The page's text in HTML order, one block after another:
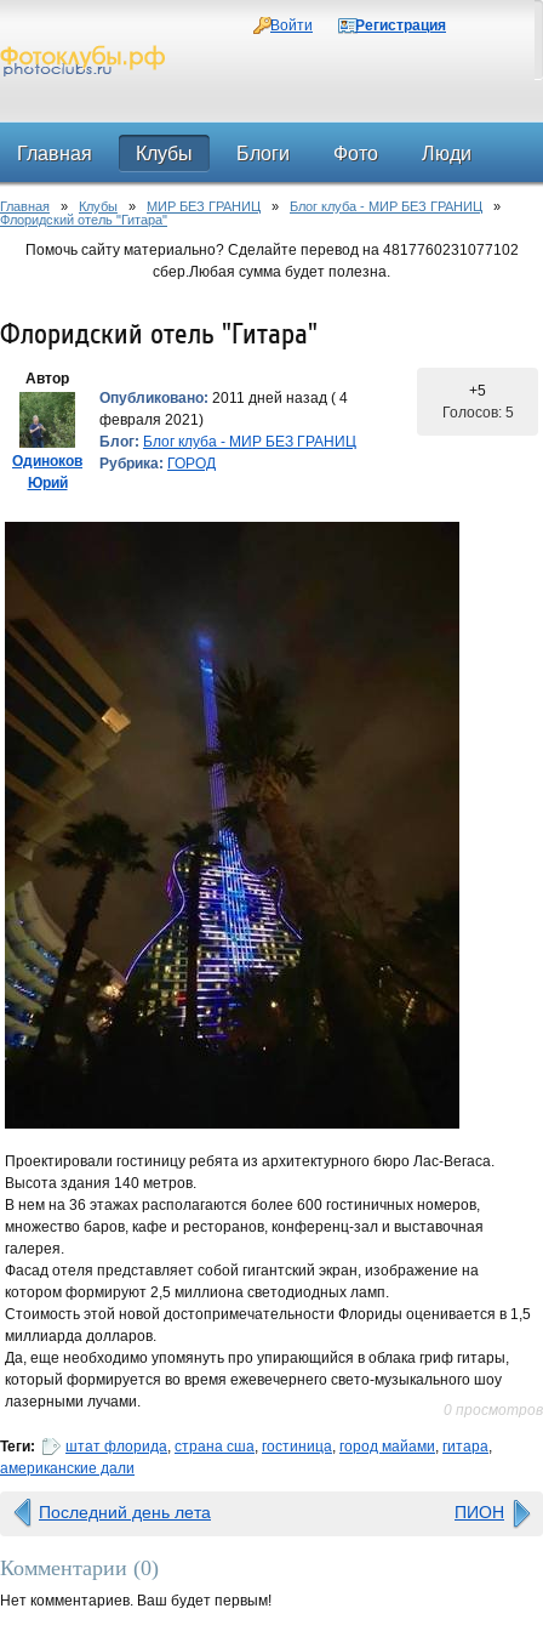
Войти Регистрация
Главная Клубы Блоги Фото Люди
Форум
Главная » Клубы » МИР БЕЗ ГРАНИЦ » Блог клуба - МИР БЕЗ ГРАНИЦ »
Флоридский отель "Гитара"
Помочь сайту материально? Сделайте перевод на 4817760231077102
сбер.Любая сумма будет полезна.
Флоридский отель "Гитара"
Автор
Одиноков
Юрий
Опубликовано: 2011 дней назад ( 4
февраля 2021)
Блог: Блог клуба - МИР БЕЗ ГРАНИЦ
Рубрика: ГОРОД
+5
Голосов: 5
Проектировали гостиницу ребята из архитектурного бюро Лас-Вегаса.
Высота здания 140 метров.
В нем на 36 этажах располагаются более 600 гостиничных номеров,
множество баров, кафе и ресторанов, конференц-зал и выставочная
галерея.
Фасад отеля представляет собой гигантский экран, изображение на
котором формируют 2,5 миллиона светодиодных ламп.
Стоимость этой новой достопримечательности Флориды оценивается в 1,5
миллиарда долларов.
Да, еще необходимо упомянуть про упирающийся в облака гриф гитары,
который формируется во время ежевечернего свето-музыкального шоу
лазерными лучами.
0 просмотров
Теги: штат флорида, страна сша, гостиница, город майами, гитара,
американские дали
Последний день лета ПИОН
Комментарии (0)
Нет комментариев. Ваш будет первым!